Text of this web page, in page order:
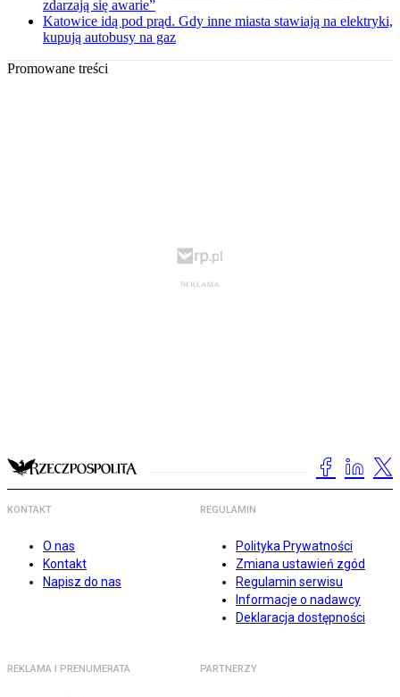
zdarzają się awarie”
Katowice idą pod prąd. Gdy inne miasta stawiają na elektryki,
kupują autobusy na gaz
Promowane treści
KONTAKT
O nas
Kontakt
Napisz do nas
REGULAMIN
Polityka Prywatności
Zmiana ustawień zgód
Regulamin serwisu
Informacje o nadawcy
Deklaracja dostępności
REKLAMA I PRENUMERATA PARTNERZY